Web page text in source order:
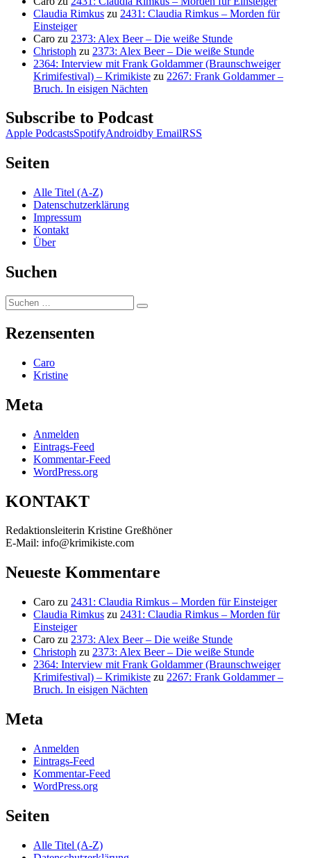
Claudia Rimkus zu 2431: Claudia Rimkus – Morden für
Einsteiger
Caro zu 2373: Alex Beer – Die weiße Stunde
Christoph zu 2373: Alex Beer – Die weiße Stunde
2364: Interview mit Frank Goldammer (Braunschweiger
Krimifestival) – Krimikiste zu 2267: Frank Goldammer –
Bruch. In eisigen Nächten
Subscribe to Podcast
Apple PodcastsSpotifyAndroidby EmailRSS
Seiten
Alle Titel (A-Z)
Datenschutzerklärung
Impressum
Kontakt
Über
Suchen
Suchen
nach:
Suchen
Rezensenten
Caro
Kristine
Meta
Anmelden
Eintrags-Feed
Kommentar-Feed
WordPress.org
KONTAKT
Redaktionsleiterin Kristine Greßhöner
E-Mail: info@krimikiste.com
Neueste Kommentare
Caro zu 2431: Claudia Rimkus – Morden für Einsteiger
Claudia Rimkus zu 2431: Claudia Rimkus – Morden für
Einsteiger
Caro zu 2373: Alex Beer – Die weiße Stunde
Christoph zu 2373: Alex Beer – Die weiße Stunde
2364: Interview mit Frank Goldammer (Braunschweiger
Krimifestival) – Krimikiste zu 2267: Frank Goldammer –
Bruch. In eisigen Nächten
Meta
Anmelden
Eintrags-Feed
Kommentar-Feed
WordPress.org
Seiten
Alle Titel (A-Z)